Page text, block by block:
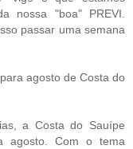
nossa "boa" PREVI.
passar uma semana
agosto de Costa do
a Costa do Sauípe
agosto. Com o tema